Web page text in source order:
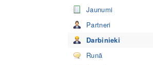
Jaunumi
Partneri
Darbinieki
Runā